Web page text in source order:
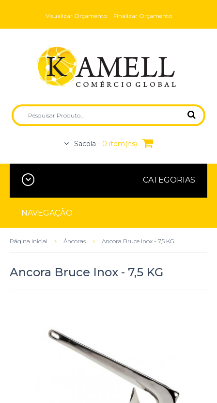
Visualizar Orçamento Finalizar Orçamento
Sacola - 0 item(ns)
CATEGORIAS
NAVEGAÇÃO
Página Inicial Âncoras Ancora Bruce Inox - 7,5 KG
Ancora Bruce Inox - 7,5 KG